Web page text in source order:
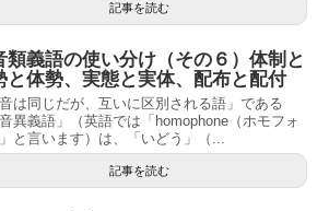
記事を読む
類義語の使い分け（その６）体制と
と体勢、実態と実体、配布と配付
音は同じだが、互いに区別される語」である
音異義語」（英語では「homophone（ホモフォ
と言います）は、「いどう」（...
記事を読む